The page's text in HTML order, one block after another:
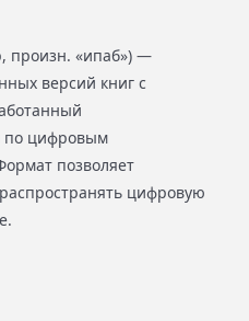
произн. «ипаб») —
версий книг с
цифровым
позволяет
цифровую